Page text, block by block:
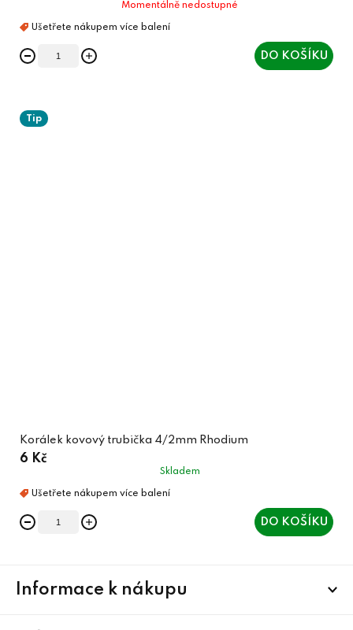
Momentálně nedostupné
DO KOŠÍKU
Tip
Korálek kovový trubička 4/2mm Rhodium
6 Kč
Skladem
DO KOŠÍKU
Informace k nákupu